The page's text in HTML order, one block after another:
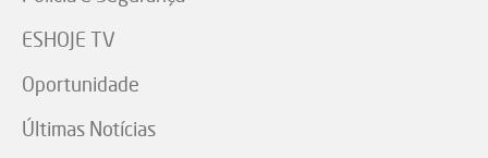
ESHOJE TV
Oportunidade
Últimas Notícias